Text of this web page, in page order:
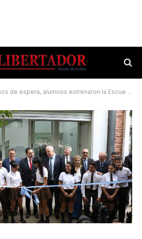
espera, alumnos estrenaron la Escuela Vías Navegables